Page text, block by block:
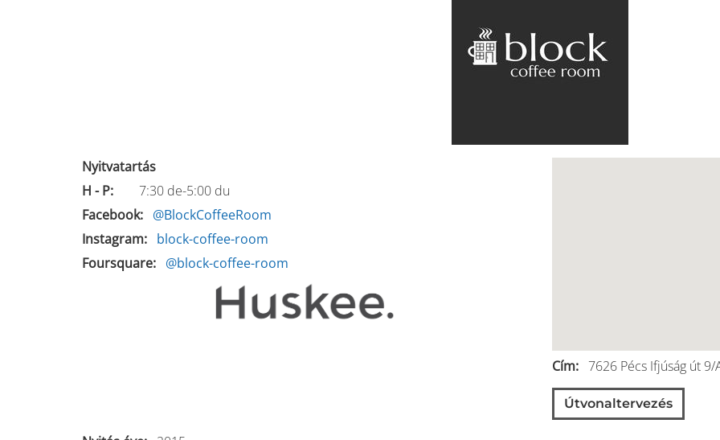
Nyitvatartás
H - P:
7:30 de-5:00 du
Facebook
@BlockCoffeeRoom
Instagram
block-coffee-room
Foursquare
@block-coffee-room
Cím 7626 Pécs Ifjúság út 9/
Útvonaltervezés